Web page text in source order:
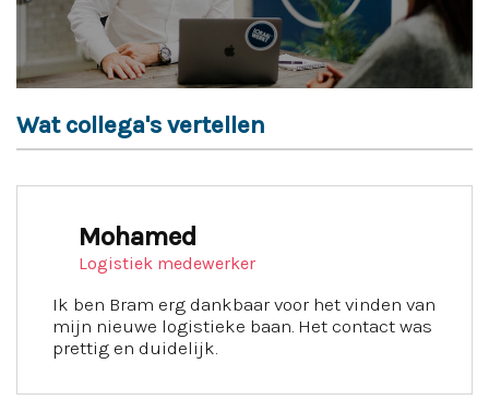
Wat collega's vertellen
Mohamed
Logistiek medewerker
Ik ben Bram erg dankbaar voor het vinden van
mijn nieuwe logistieke baan. Het contact was
prettig en duidelijk.